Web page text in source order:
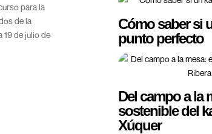
para la
de la
19 de julio de
Cómo saber si
punto perfecto
Del campo a la
sostenible del
Xúquer